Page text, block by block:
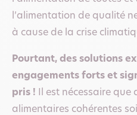
l’alimentation de qualité
à cause de la crise
Pourtant, des solutions
engagements forts et
pris ! Il est nécessaire
alimentaires cohérentes